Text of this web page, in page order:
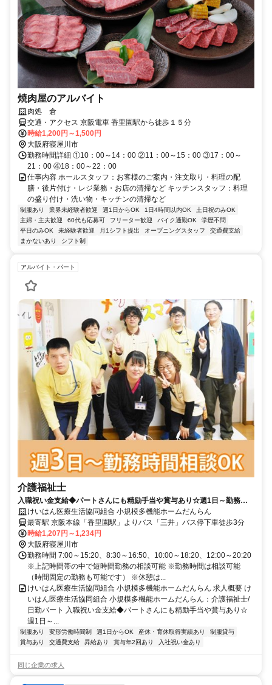
焼肉屋のアルバイト
肉処 倉
交通・アクセス 京阪電車 香里園駅から徒歩１５分
時給1,200円～1,500円
大阪府寝屋川市
勤務時間詳細 ①10：00～14：00 ②11：00～15：00 ③17：00～
21：00 ④18：00～22：00
仕事内容 ホールスタッフ：お客様のご案内・注文取り・料理の配
膳・後片付け・レジ業務・お店の清掃など キッチンスタッフ：料理
の盛り付け・洗い物・キッチンの清掃など
制服あり 業界未経験者歓迎 週1日からOK 1日4時間以内OK
土日祝のみOK
主婦・主夫歓迎
60代も応募可 フリーター歓迎 バイク通勤OK
学歴不問
平日のみOK
未経験者歓迎 月1シフト提出 オープニングスタッフ
交通費支給
まかないあり
シフト制
アルバイト・パート
介護福祉士
入職祝い金支給◆パートさんにも精励手当や賞与あり☆週1日～勤務時
間応相談♪診療所併設で安心◇【寝屋川市、香里園駅、小規模多機能型居
宅介護、介護福祉士、日勤パート】
けいはん医療生活協同組合 小規模多機能ホームだんらん
最寄駅 京阪本線「香里園駅」よりバス「三井」バス停下車徒歩3分
時給1,207円～1,234円
大阪府寝屋川市
勤務時間 7:00～15:20、8:30～16:50、10:00～18:20、12:00～20:20
※上記時間帯の中で短時間勤務の相談可能 ※勤務時間は相談可能
（時間固定の勤務も可能です） ※休憩は...
けいはん医療生活協同組合 小規模多機能ホームだんらん 求人概要 け
いはん医療生活協同組合 小規模多機能ホームだんらん：介護福祉士/
日勤パート 入職祝い金支給◆パートさんにも精励手当や賞与あり☆
週1日～...
制服あり 変形労働時間制 週1日からOK 産休・育休取得実績あり
制服貸与
賞与あり
交通費支給 昇給あり 賞与年2回あり 入社祝い金あり
同じ企業の求人